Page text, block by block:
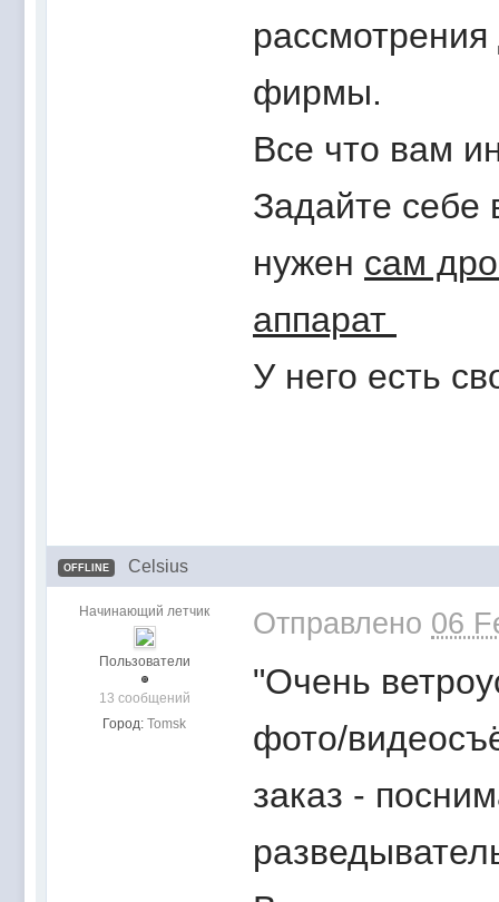
рассмотрения
фирмы.
Все что вам
Задайте себе
нужен сам
аппарат
У него есть
OFFLINE Celsius
Начинающий летчик
Пользователи
13 сообщений
Город: Tomsk
Отправлено 06
"Очень
фото/
заказ -